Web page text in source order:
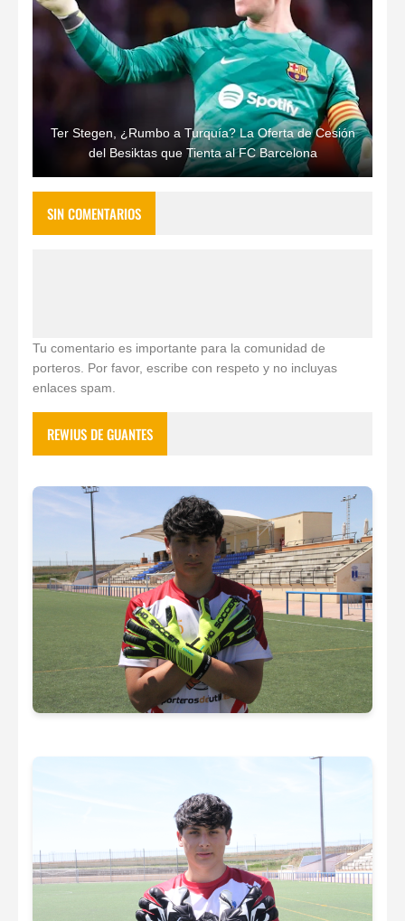
Ter Stegen, ¿Rumbo a Turquía? La Oferta de Cesión
del Besiktas que Tienta al FC Barcelona
SIN COMENTARIOS
Tu comentario es importante para la comunidad de
porteros. Por favor, escribe con respeto y no incluyas
enlaces spam.
REWIUS DE GUANTES